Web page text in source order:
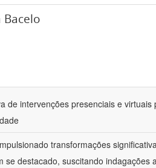
Bacelo
de intervenções presenciais e
transformações
se destacado, suscitando indagações